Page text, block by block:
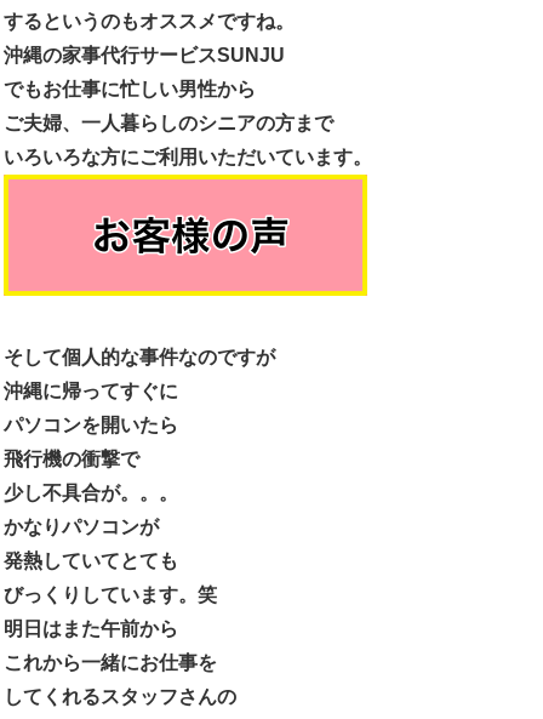
するというのもオススメですね。
沖縄の家事代行サービスSUNJU
でもお仕事に忙しい男性から
ご夫婦、一人暮らしのシニアの方まで
いろいろな方にご利用いただいています。
そして個人的な事件なのですが
沖縄に帰ってすぐに
パソコンを開いたら
飛行機の衝撃で
少し不具合が。。。
かなりパソコンが
発熱していてとても
びっくりしています。笑
明日はまた午前から
これから一緒にお仕事を
してくれるスタッフさんの